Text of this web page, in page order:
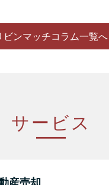
ビンマッチコラム一覧へ
サービス